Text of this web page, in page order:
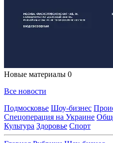
Новые материалы 0
Все новости
Подмосковье Шоу-бизнес
Спецоперация на Украине
Культура Здоровье Спорт